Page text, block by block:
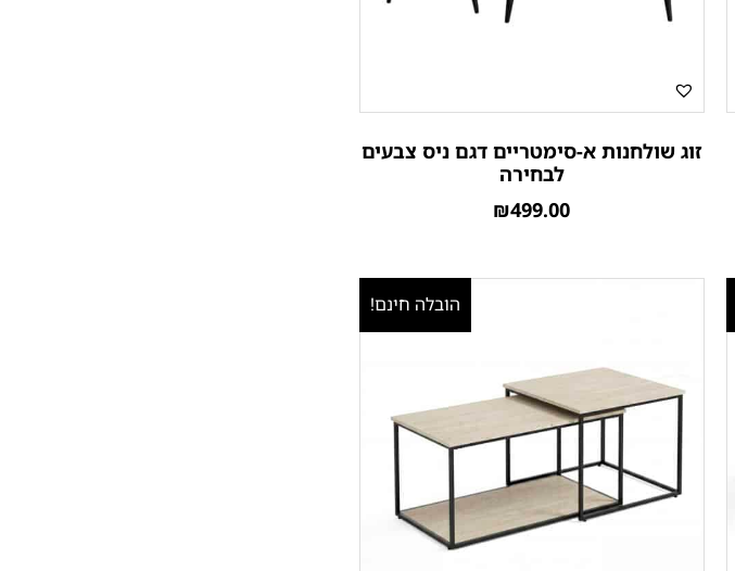
זוג שולחנות א-סימטריים דגם ניס צבעים
לבחירה
₪499.00
הובלה חינם!